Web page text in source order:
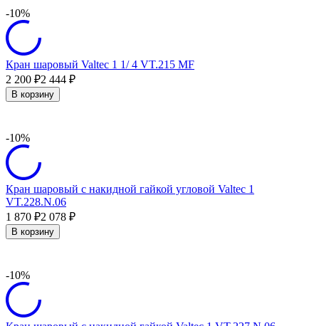
-10%
Кран шаровый Valtec 1 1/ 4 VT.215 MF
2 200 ₽2 444 ₽
В корзину
-10%
Кран шаровый с накидной гайкой угловой Valtec 1
VT.228.N.06
1 870 ₽2 078 ₽
В корзину
-10%